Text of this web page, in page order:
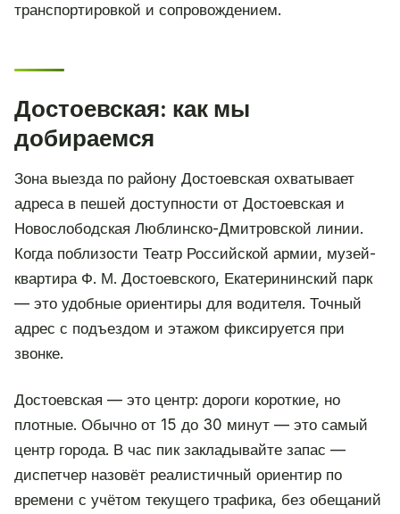
транспортировкой и сопровождением.
Достоевская: как мы
добираемся
Зона выезда по району Достоевская охватывает
адреса в пешей доступности от Достоевская и
Новослободская Люблинско-Дмитровской линии.
Когда поблизости Театр Российской армии, музей-
квартира Ф. М. Достоевского, Екатерининский парк
— это удобные ориентиры для водителя. Точный
адрес с подъездом и этажом фиксируется при
звонке.
Достоевская — это центр: дороги короткие, но
плотные. Обычно от 15 до 30 минут — это самый
центр города. В час пик закладывайте запас —
диспетчер назовёт реалистичный ориентир по
времени с учётом текущего трафика, без обещаний